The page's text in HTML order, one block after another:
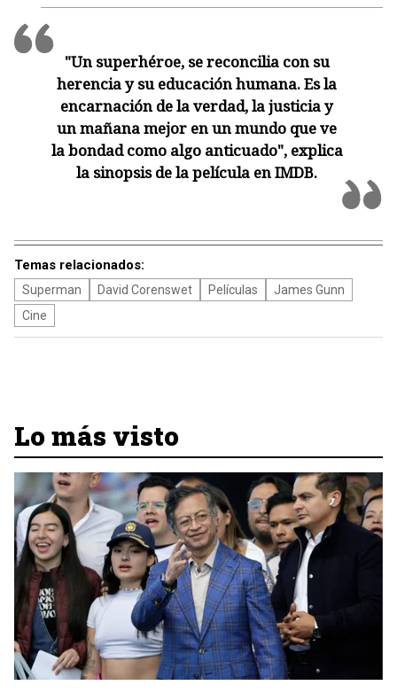
"Un superhéroe, se reconcilia con su
herencia y su educación humana. Es la
encarnación de la verdad, la justicia y
un mañana mejor en un mundo que ve
la bondad como algo anticuado", explica
la sinopsis de la película en IMDB.
Temas relacionados:
Superman David Corenswet Películas
James Gunn
Cine
Lo más visto